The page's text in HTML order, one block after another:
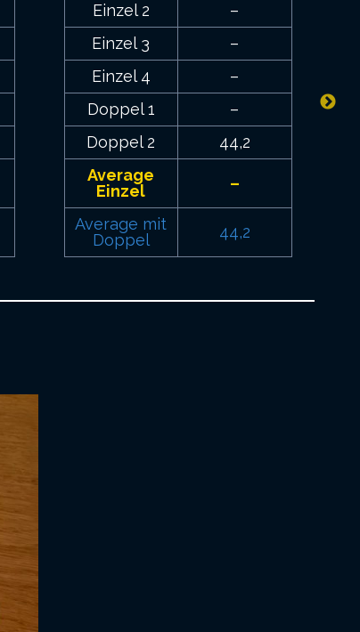
Einzel 2
–
Einzel 3
–
Einzel 4
–
Doppel 1
–
Doppel 2
44,2
Average
Einzel
–
Average mit
Doppel
44,2